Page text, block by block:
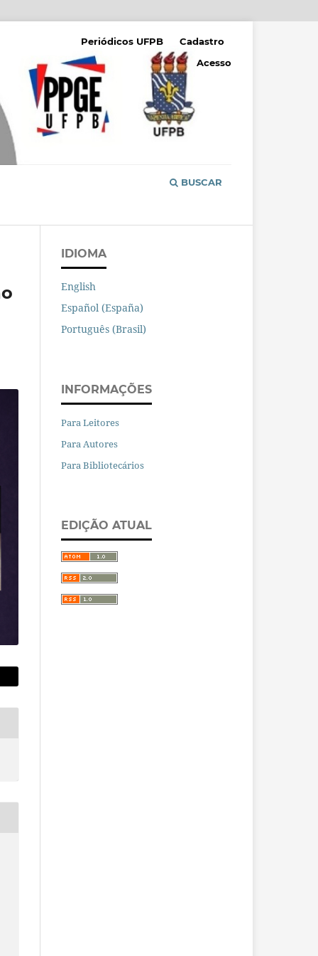
BUSCAR
Periódicos UFPB
Cadastro
Acesso
IDIOMA
English
Español (España)
Português (Brasil)
INFORMAÇÕES
Para Leitores
Para Autores
Para Bibliotecários
EDIÇÃO ATUAL